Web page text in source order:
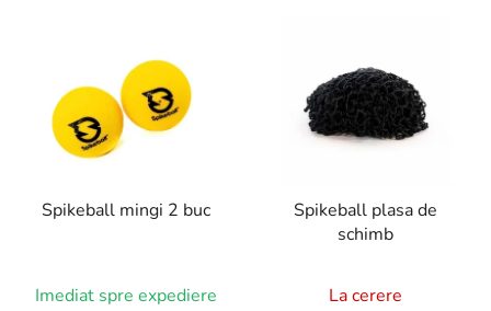
Spikeball mingi 2 buc
Imediat spre expediere
Spikeball plasa de
schimb
La cerere